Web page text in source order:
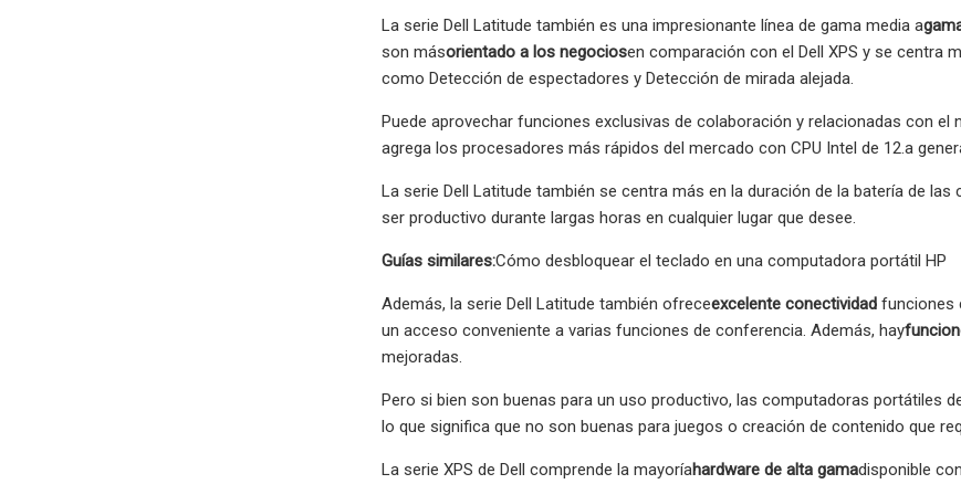
La serie Dell Latitude también es una impresionante línea de gama media a
son másorientado a los negociosen comparación con el Dell XPS y se centra
como Detección de espectadores y Detección de mirada alejada.
Puede aprovechar funciones exclusivas de colaboración y relacionadas con
agrega los procesadores más rápidos del mercado con CPU Intel de 12.a
La serie Dell Latitude también se centra más en la duración de la batería de
ser productivo durante largas horas en cualquier lugar que desee.
Guías similares:Cómo desbloquear el teclado en una computadora portátil HP
Además, la serie Dell Latitude también ofreceexcelente conectividad funciones
un acceso conveniente a varias funciones de conferencia. Además, hay
mejoradas.
Pero si bien son buenas para un uso productivo, las computadoras portátiles
lo que significa que no son buenas para juegos o creación de contenido que
La serie XPS de Dell comprende la mayoríahardware de alta gamadisponible con